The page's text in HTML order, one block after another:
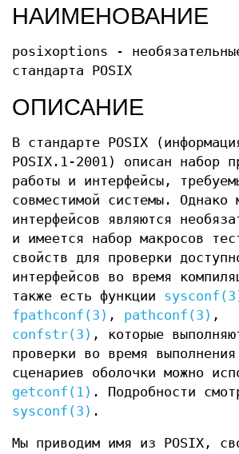
НАИМЕНОВАНИЕ
posixoptions -
стандарта POSIX
ОПИСАНИЕ
В стандарте POSIX
POSIX.1-2001) описан набор
работы и интерфейсы,
совместимой системы. Однако
интерфейсов являются
и имеется набор макросов
свойств для проверки
интерфейсов во время
также есть функции
fpathconf(3) , pathconf(3) ,
confstr(3) , которые
проверки во время
сценариев оболочки можно
getconf(1) . Подробности
sysconf(3) .
Мы приводим имя из POSIX,